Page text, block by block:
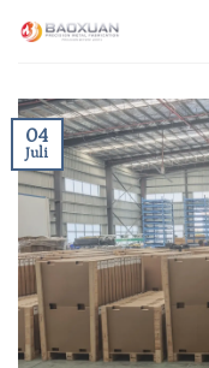
Inhalt
04
Juli